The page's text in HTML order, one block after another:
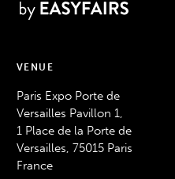
VENUE
Paris Expo Porte de
Versailles Pavillon 1,
1 Place de la Porte de
Versailles, 75015 Paris
France